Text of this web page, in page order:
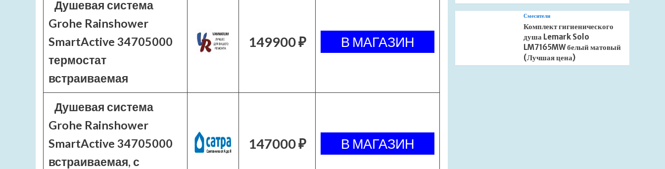
Душевая система
Grohe Rainshower
SmartActive 34705000
термостат
встраиваемая
149900 ₽
Душевая система
Grohe Rainshower
SmartActive 34705000
встраиваемая, с
147000 ₽
Смесители
Комплект гигиенического
душа Lemark Solo
LM7165MW белый матовый
(Лучшая цена)